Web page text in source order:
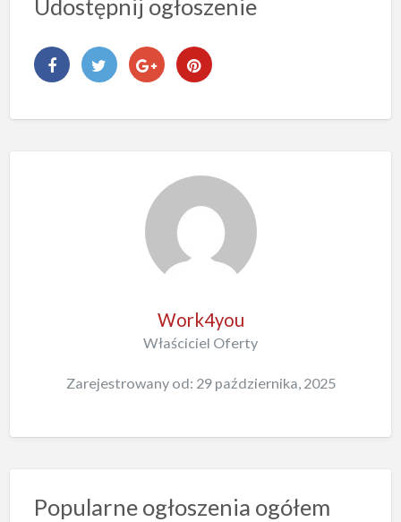
Udostępnij ogłoszenie
Work4you
Właściciel Oferty
Zarejestrowany od: 29 października, 2025
Popularne ogłoszenia ogółem